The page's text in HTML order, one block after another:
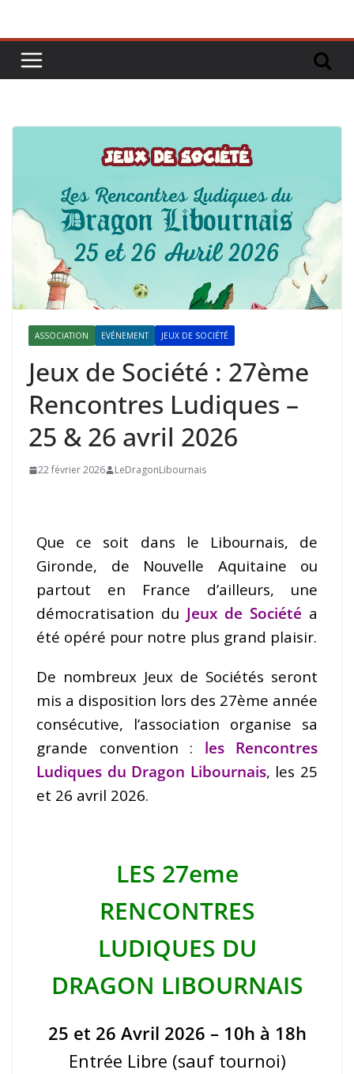
ASSOCIATION EVÉNEMENT JEUX DE SOCIÉTÉ
Jeux de Société : 27ème
Rencontres Ludiques –
25 & 26 avril 2026
22 février 2026 LeDragonLibournais
Que ce soit dans le Libournais, de
Gironde, de Nouvelle Aquitaine ou
partout en France d’ailleurs, une
démocratisation du Jeux de Société a
été opéré pour notre plus grand plaisir.
De nombreux Jeux de Sociétés seront
mis a disposition lors des 27ème année
consécutive, l’association organise sa
grande convention : les Rencontres
Ludiques du Dragon Libournais, les 25
et 26 avril 2026.
LES 27eme
RENCONTRES
LUDIQUES DU
DRAGON LIBOURNAIS
25 et 26 Avril 2026 – 10h à 18h
Entrée Libre (sauf tournoi)